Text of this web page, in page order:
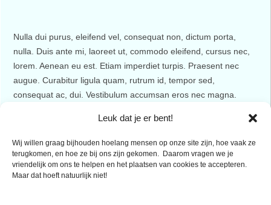
Leuk dat je er bent!
Wij willen graag bijhouden hoelang mensen op onze site zijn, hoe vaak ze
terugkomen, en hoe ze bij ons zijn gekomen. Daarom vragen we je
vriendelijk om ons te helpen en het plaatsen van cookies te accepteren.
Maar dat hoeft natuurlijk niet!
Nulla dui purus, eleifend vel, consequat non, dictum porta,
nulla. Duis ante mi, laoreet ut, commodo eleifend, cursus nec,
lorem. Aenean eu est. Etiam imperdiet turpis. Praesent nec
augue. Curabitur ligula quam, rutrum id, tempor sed,
consequat ac, dui. Vestibulum accumsan eros nec magna.
ullamcorper. Class aptent taciti sociosqu ad litora torquent per
conubia nostra, per inceptos hymenaeos. Phasellus eget nisl ut
elit porta ullamcorper. Maecenas tincidunt velit quis orci. Sed in
dui. Nullam ut mauris eu mi mollis luctus. Class aptent taciti
sociosqu ad litora torquent per conubia nostra, per inceptos